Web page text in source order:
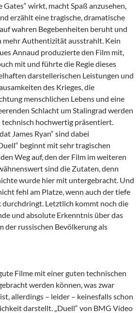
Gates“ wirkt, macht Spaß anzusehen,
erzählt eine tragische, dramatische
wahren Begebenheiten beruht und
mehr Authentizität ausstrahlt. Kein
Annaud produzierte den Film mit,
mit und führte die Regie dieses
darstellerischen Leistungen und
des Krieges, die
menschlichen Lebens und eine
Schlacht um Stalingrad werden
hochwertig präsentiert.
James Ryan“ sind dabei
beginnt mit sehr tragischen
Weg auf, den der Film im weiteren
sind die Zutaten, denn
wurde hier mit untergebracht. Und
fehl am Platze, wenn auch der tiefe
durchdringt. Letztlich kommt noch die
und absolute Erkenntnis über das
der russischen Bevölkerung als
Filme mit einer guten technischen
werden können, was zwar
allerdings – leider – keinesfalls schon
darstellt. „Duell“ von BMG Video